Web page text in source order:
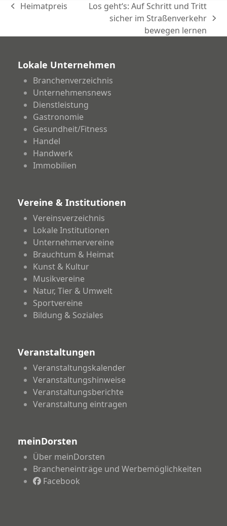
vorheriger
Heimatpreis
Nächster
Beitrag:
Los geht‘s: Auf Schritt und Tritt
sicher im Straßenverkehr
bewegen lernen
Lokale Unternehmen
Branchenverzeichnis
Unternehmensnews
Dienstleistung
Gastronomie
Gesundheit/Fitness
Handel
Handwerk
Immobilien
Vereine & Institutionen
Vereinsverzeichnis
Lokale Institutionen
Unternehmervereine
Brauchtum & Heimat
Kunst & Kultur
Musikvereine
Natur, Tier & Umwelt
Sportvereine
Bildung & Soziales
Veranstaltungen
Veranstaltungskalender
Veranstaltungshinweise
Veranstaltungsberichte
Veranstaltung eintragen
meinDorsten
Über meinDorsten
Brancheneinträge und Werbemöglichkeiten
Facebook